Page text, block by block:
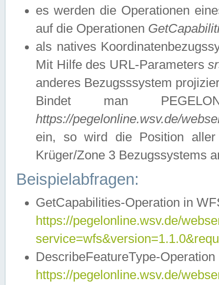
es werden die Operationen
auf die Operationen
als natives
Mit Hilfe des URL-Parameters
anderes Bezugsssystem
Bindet man
https://pegelonline.wsv.de/
ein, so wird die Position
Krüger/Zone 3 Bezugssystems
Beispielabfragen:
GetCapabilities-Operation in
https://pegelonline.wsv.de/
DescribeFeatureType-
https://pegelonline.wsv.de/